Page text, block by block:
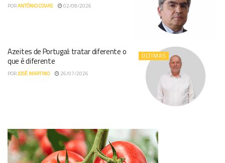
PORANTÓNIO COVAS 02/08/2026
ÚLTIMAS
Azeites de Portugal: tratar diferente o
que é diferente
PORJOSÉ MARTINO 26/07/2026